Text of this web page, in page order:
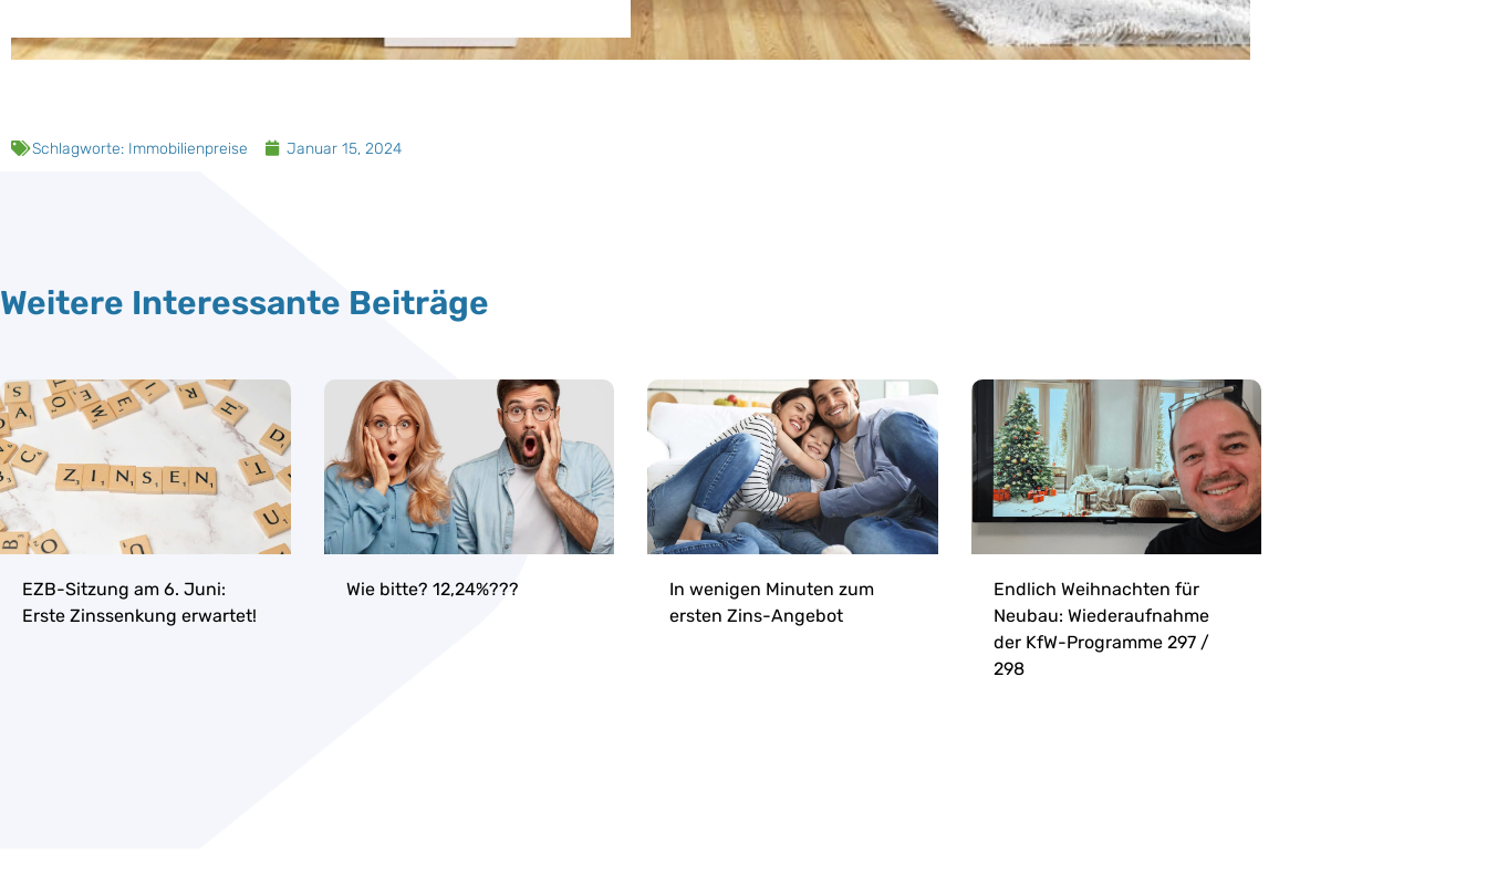
Schlagworte: Immobilienpreise Januar 15, 2024
Weitere Interessante Beiträge
EZB-Sitzung am 6. Juni:
Erste Zinssenkung erwartet!
Wie bitte? 12,24%???
In wenigen Minuten zum
ersten Zins-Angebot
Endlich Weihnachten für
Neubau: Wiederaufnahme
der KfW-Programme 297 /
298